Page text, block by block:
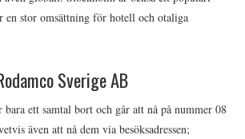
stor omsättning för hotell och otaliga
Sverige AB
bara ett samtal bort och går att nå på nummer 08
även att nå dem via besöksadressen;